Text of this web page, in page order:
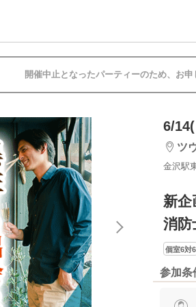
開催中止となったパーティーのため、お申
6/
ツ
金沢駅
新企
消防
個室6対6
参加条